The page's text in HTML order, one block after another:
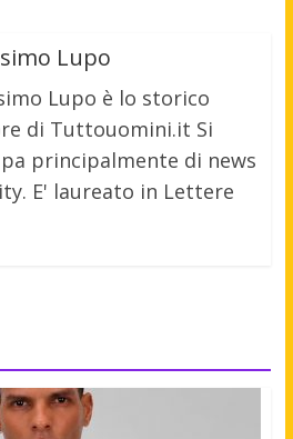
Lupo
Lupo è lo storico
di Tuttouomini.it Si
principalmente di news
E' laureato in Lettere